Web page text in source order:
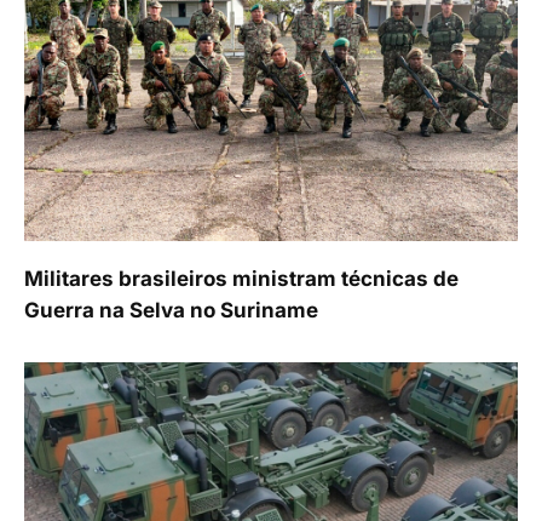
Militares brasileiros ministram técnicas de
Guerra na Selva no Suriname